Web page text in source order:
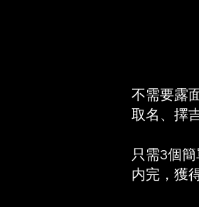
不需要露
取名、擇
只需3個
内完，獲